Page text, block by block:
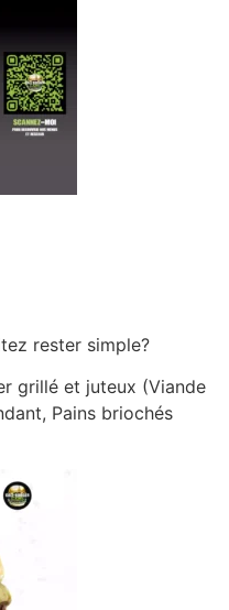
rester simple?
grillé et juteux (Viande
Pains briochés